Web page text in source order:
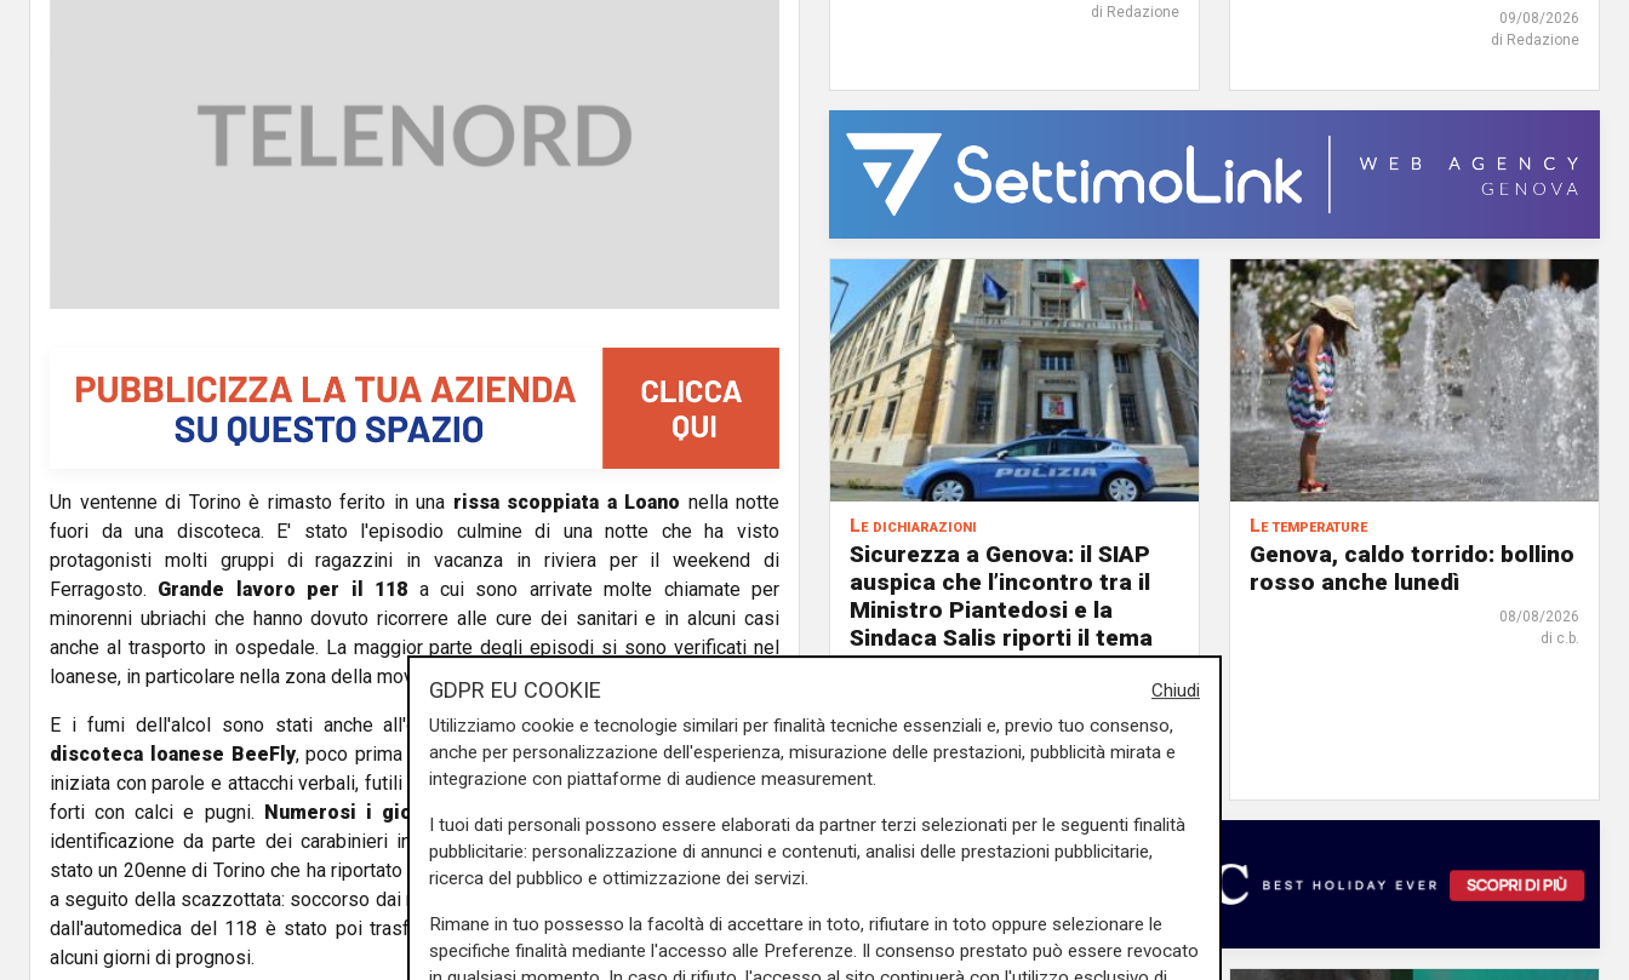
Un ventenne di Torino è rimasto ferito in una rissa scoppiata a Loano nella notte
fuori da una discoteca. E' stato l'episodio culmine di una notte che ha visto
protagonisti molti gruppi di ragazzini in vacanza in riviera per il weekend di
Ferragosto. Grande lavoro per il 118 a cui sono arrivate molte chiamate per
minorenni ubriachi che hanno dovuto ricorrere alle cure dei sanitari e in alcuni casi
anche al trasporto in ospedale. La maggior parte degli episodi si sono verificati nel
loanese, in particolare nella zona della movida, ma anche in altre località del savonese.
E i fumi dell'alcol sono stati anche all'origine di una rissa scoppiata fuori dalla
discoteca loanese BeeFly, poco prima delle 5.00 del mattino. All'origine della lite,
iniziata con parole e attacchi verbali, futili motivi. Poco dopo si è passati alle maniere
forti con calci e pugni. Numerosi i giovani coinvolti
, alcuni ancora in corso di
identificazione da parte dei carabinieri intervenuti sul posto. Ad avere la peggio è
stato un 20enne di Torino che ha riportato la
frattura di alcune costolee altri traumi
a seguito della scazzottata: soccorso dai militi della Croce Bianca di Borgio Verezzi e
dall'automedica del 118 è stato poi trasferito al Santa Corona di Pietra Ligure, con
alcuni giorni di prognosi.
di Redazione
09/08/2026
di Redazione
Le dichiarazioni
Sicurezza a Genova: il SIAP
auspica che l’incontro tra il
Ministro Piantedosi e la
Sindaca Salis riporti il tema
nell’alveo corretto dei Patti
08/08/2026
di Redazione
Le temperature
Genova, caldo torrido: bollino
rosso anche lunedì
08/08/2026
di c.b.
Chiudi
GDPR EU COOKIE
Utilizziamo cookie e tecnologie similari per finalità tecniche essenziali e, previo tuo consenso,
anche per personalizzazione dell'esperienza, misurazione delle prestazioni, pubblicità mirata e
integrazione con piattaforme di audience measurement.
I tuoi dati personali possono essere elaborati da partner terzi selezionati per le seguenti finalità
pubblicitarie: personalizzazione di annunci e contenuti, analisi delle prestazioni pubblicitarie,
ricerca del pubblico e ottimizzazione dei servizi.
Rimane in tuo possesso la facoltà di accettare in toto, rifiutare in toto oppure selezionare le
specifiche finalità mediante l'accesso alle Preferenze. Il consenso prestato può essere revocato